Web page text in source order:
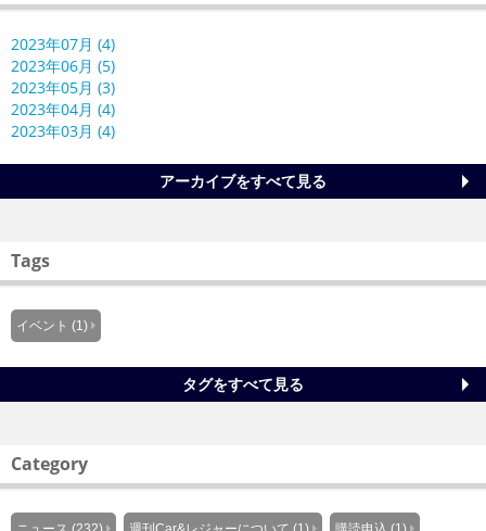
2023年07月 (4)
2023年06月 (5)
2023年05月 (3)
2023年04月 (4)
2023年03月 (4)
アーカイブをすべて見る
Tags
イベント (1)
タグをすべて見る
Category